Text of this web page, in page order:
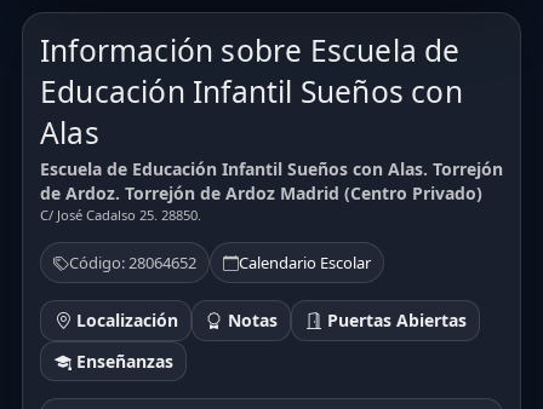
Información sobre Escuela de
Educación Infantil Sueños con
Alas
Escuela de Educación Infantil Sueños con Alas. Torrejón
de Ardoz. Torrejón de Ardoz Madrid (Centro Privado)
C/ José Cadalso 25. 28850.
Código: 28064652 Calendario Escolar
Localización Notas
Puertas Abiertas
Enseñanzas